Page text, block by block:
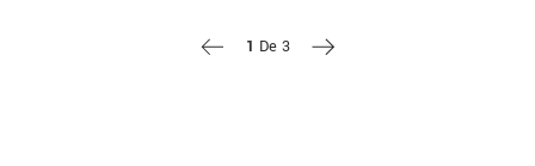
1 De 3